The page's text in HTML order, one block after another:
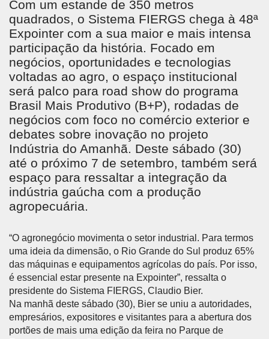
Com um estande de 350 metros
quadrados, o Sistema FIERGS chega à 48ª
Expointer com a sua maior e mais intensa
participação da história. Focado em
negócios, oportunidades e tecnologias
voltadas ao agro, o espaço institucional
será palco para road show do programa
Brasil Mais Produtivo (B+P), rodadas de
negócios com foco no comércio exterior e
debates sobre inovação no projeto
Indústria do Amanhã. Deste sábado (30)
até o próximo 7 de setembro, também será
espaço para ressaltar a integração da
indústria gaúcha com a produção
agropecuária.
“O agronegócio movimenta o setor industrial. Para termos
uma ideia da dimensão, o Rio Grande do Sul produz 65%
das máquinas e equipamentos agrícolas do país. Por isso,
é essencial estar presente na Expointer”, ressalta o
presidente do Sistema FIERGS, Claudio Bier.
Na manhã deste sábado (30), Bier se uniu a autoridades,
empresários, expositores e visitantes para a abertura dos
portões de mais uma edição da feira no Parque de